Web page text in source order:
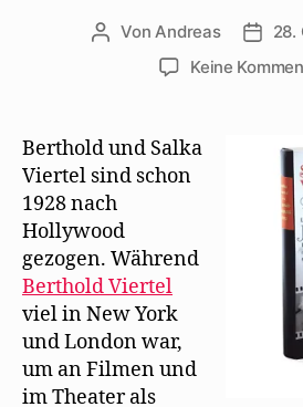
Beitragsautor
Von Andreas
28.
Keine
Berthold und Salka
Viertel sind schon
1928 nach
Hollywood
gezogen. Während
Berthold Viertel
viel in New York
und London war,
um an Filmen und
im Theater als